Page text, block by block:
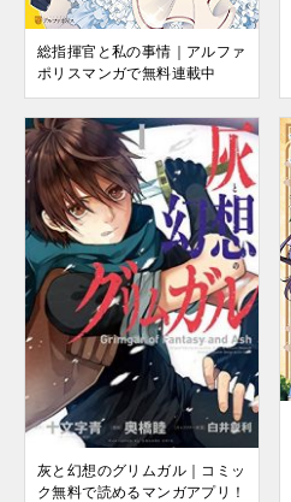
総指揮官と私の事情｜アルファ
ポリスマンガで無料連載中
灰と幻想のグリムガル｜コミッ
ク無料で読めるマンガアプリ！